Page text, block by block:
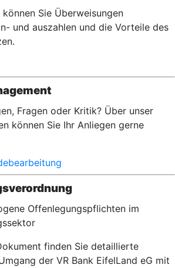
Sie Überweisungen
und auszahlen und die Vorteile des
Fragen oder Kritik? Über unser
können Sie Ihr Anliegen gerne
Offenlegungspflichten im
finden Sie detaillierte
der VR Bank EifelLand eG mit